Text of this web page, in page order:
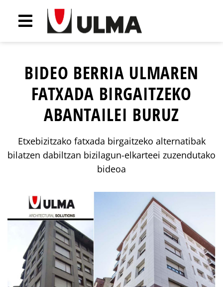
BIDEO BERRIA ULMAREN
FATXADA BIRGAITZEKO
ABANTAILEI BURUZ
Etxebizitzako fatxada birgaitzeko alternatibak
bilatzen dabiltzan bizilagun-elkarteei zuzendutako
bideoa